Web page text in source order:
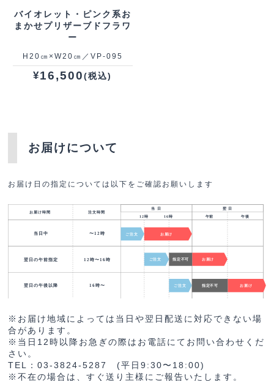
バイオレット・ピンク系お
まかせプリザーブドフラワ
ー
H20㎝×W20㎝／VP‐095
¥16,500(税込)
お届けについて
お届け日の指定については以下をご確認お願いします
※お届け地域によっては当日や翌日配送に対応できない場
合があります。
※当日12時以降お急ぎの際はお電話にてお問い合わせくだ
さい。
TEL：03-3824-5287 (平日9:30〜18:00)
※不在の場合は、すぐ送り主様にご報告いたします。